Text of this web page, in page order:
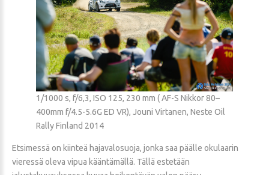
1/1000 s, f/6,3, ISO 125, 230 mm ( AF-S Nikkor 80–
400mm f/4.5-5.6G ED VR), Jouni Virtanen, Neste Oil
Rally Finland 2014
Etsimessä on kiinteä hajavalosuoja, jonka saa päälle okulaarin
vieressä oleva vipua kääntämällä. Tällä estetään